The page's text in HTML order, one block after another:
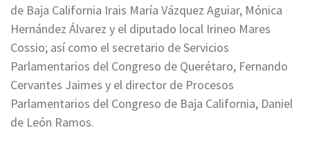
de Baja California Irais María Vázquez Aguiar, Mónica
Hernández Álvarez y el diputado local Irineo Mares
Cossio; así como el secretario de Servicios
Parlamentarios del Congreso de Querétaro, Fernando
Cervantes Jaimes y el director de Procesos
Parlamentarios del Congreso de Baja California, Daniel
de León Ramos.